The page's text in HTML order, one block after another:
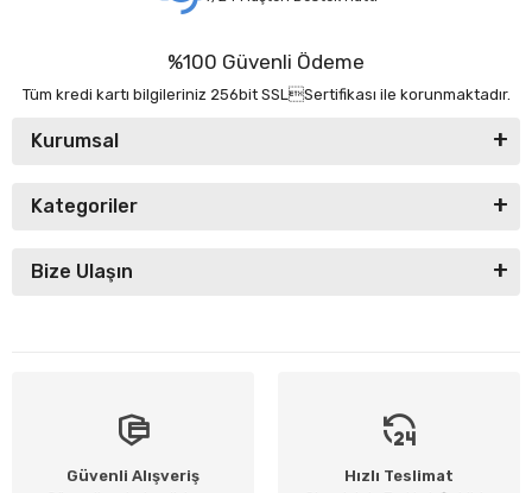
%100 Güvenli Ödeme
Tüm kredi kartı bilgileriniz 256bit SSLSertifikası ile korunmaktadır.
Kurumsal
Kategoriler
Bize Ulaşın
Güvenli Alışveriş
Hızlı Teslimat